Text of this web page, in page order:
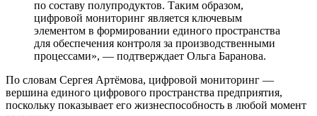
по составу полупродуктов. Таким образом,
цифровой мониторинг является ключевым
элементом в формировании единого пространства
для обеспечения контроля за производственными
процессами», — подтверждает Ольга Баранова.
По словам Сергея Артёмова, цифровой мониторинг —
вершина единого цифрового пространства предприятия,
поскольку показывает его жизнеспособность в любой момент